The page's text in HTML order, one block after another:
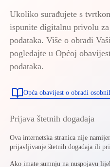
Ukoliko surađujete s
ispunite digitalnu privolu
podataka. Više o obradi
pogledajte u Općoj
podataka.
Opća obavijest o obradi
Prijava štetnih događaja
Ova internetska stranica nije
prijavljivanje štetnih događaja ili
Ako imate sumnju na nuspojavu